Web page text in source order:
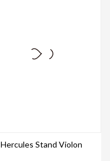
Hercules Stand Violon